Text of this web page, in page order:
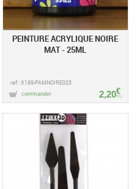
PEINTURE ACRYLIQUE NOIRE
MAT - 25ML
ref : X189-PAMNOIRE025
2,20€
TTC
commander